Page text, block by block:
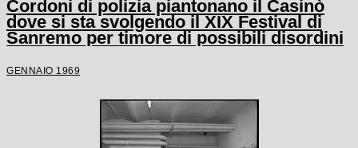
Cordoni di polizia piantonano il Casinò
dove si sta svolgendo il XIX Festival di
Sanremo per timore di possibili disordini
GENNAIO 1969